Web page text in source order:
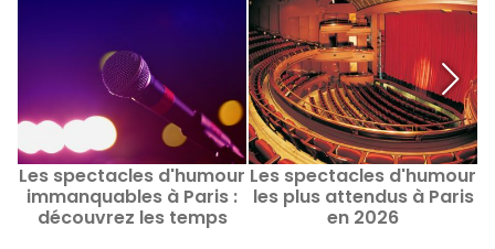
Les spectacles d'humour
immanquables à Paris :
découvrez les temps
Les spectacles d'humour
les plus attendus à Paris
en 2026